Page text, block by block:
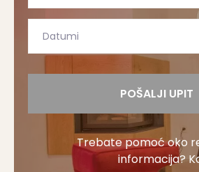
POŠALJI UPIT
Trebate pomoć oko
informacija?